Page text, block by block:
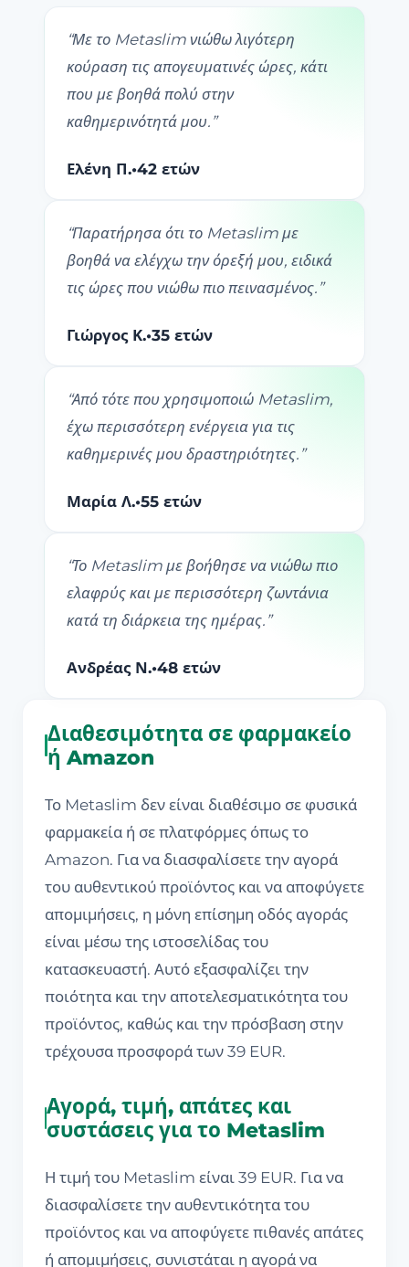
“Με το Metaslim νιώθω λιγότερη
κούραση τις απογευματινές ώρες, κάτι
που με βοηθά πολύ στην
καθημερινότητά μου. ”
Ελένη Π.•42 ετών
“Παρατήρησα ότι το Metaslim με
βοηθά να ελέγχω την όρεξή μου, ειδικά
τις ώρες που νιώθω πιο πεινασμένος. ”
Γιώργος Κ.•35 ετών
“Από τότε που χρησιμοποιώ Metaslim,
έχω περισσότερη ενέργεια για τις
καθημερινές μου δραστηριότητες. ”
Μαρία Λ.•55 ετών
“Το Metaslim με βοήθησε να νιώθω πιο
ελαφρύς και με περισσότερη ζωντάνια
κατά τη διάρκεια της ημέρας. ”
Ανδρέας Ν.•48 ετών
Διαθεσιμότητα σε φαρμακείο
ή Amazon
Το Metaslim δεν είναι διαθέσιμο σε φυσικά
φαρμακεία ή σε πλατφόρμες όπως το
Amazon. Για να διασφαλίσετε την αγορά
του αυθεντικού προϊόντος και να αποφύγετε
απομιμήσεις, η μόνη επίσημη οδός αγοράς
είναι μέσω της ιστοσελίδας του
κατασκευαστή. Αυτό εξασφαλίζει την
ποιότητα και την αποτελεσματικότητα του
προϊόντος, καθώς και την πρόσβαση στην
τρέχουσα προσφορά των 39 EUR.
Αγορά, τιμή, απάτες και
συστάσεις για το Metaslim
Η τιμή του Metaslim είναι 39 EUR. Για να
διασφαλίσετε την αυθεντικότητα του
προϊόντος και να αποφύγετε πιθανές απάτες
ή απομιμήσεις, συνιστάται η αγορά να